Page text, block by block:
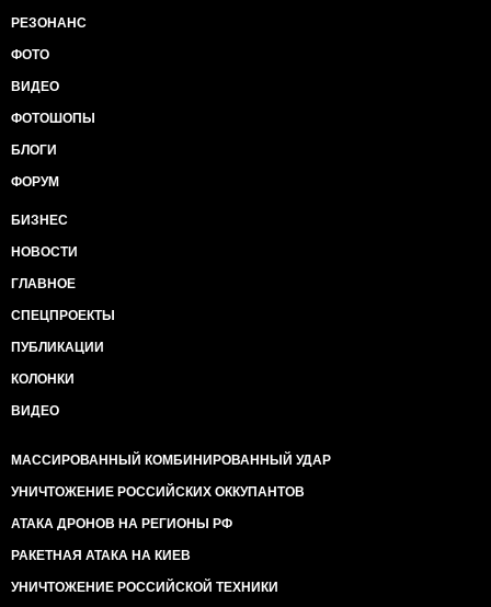
РЕЗОНАНС
ФОТО
ВИДЕО
ФОТОШОПЫ
БЛОГИ
ФОРУМ
БИЗНЕС
НОВОСТИ
ГЛАВНОЕ
СПЕЦПРОЕКТЫ
ПУБЛИКАЦИИ
КОЛОНКИ
ВИДЕО
МАССИРОВАННЫЙ КОМБИНИРОВАННЫЙ УДАР
УНИЧТОЖЕНИЕ РОССИЙСКИХ ОККУПАНТОВ
АТАКА ДРОНОВ НА РЕГИОНЫ РФ
РАКЕТНАЯ АТАКА НА КИЕВ
УНИЧТОЖЕНИЕ РОССИЙСКОЙ ТЕХНИКИ